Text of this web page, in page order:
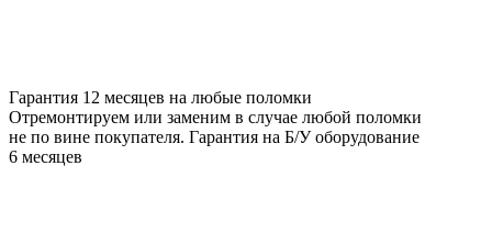
Гарантия 12 месяцев на любые поломки
Отремонтируем или заменим в случае любой поломки
не по вине покупателя. Гарантия на Б/У оборудование
6 месяцев